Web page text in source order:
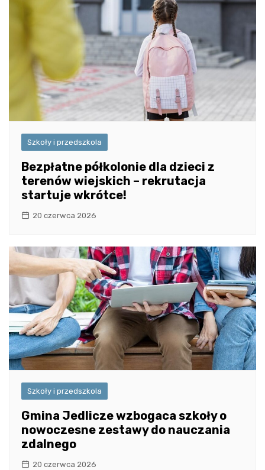
Szkoły i przedszkola
Bezpłatne półkolonie dla dzieci z
terenów wiejskich – rekrutacja
startuje wkrótce!
20 czerwca 2026
Szkoły i przedszkola
Gmina Jedlicze wzbogaca szkoły o
nowoczesne zestawy do nauczania
zdalnego
20 czerwca 2026